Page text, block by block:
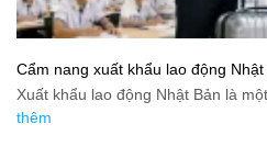
Cẩm nang xuất khẩu lao động
Xuất khẩu lao động Nhật Bản là
thêm